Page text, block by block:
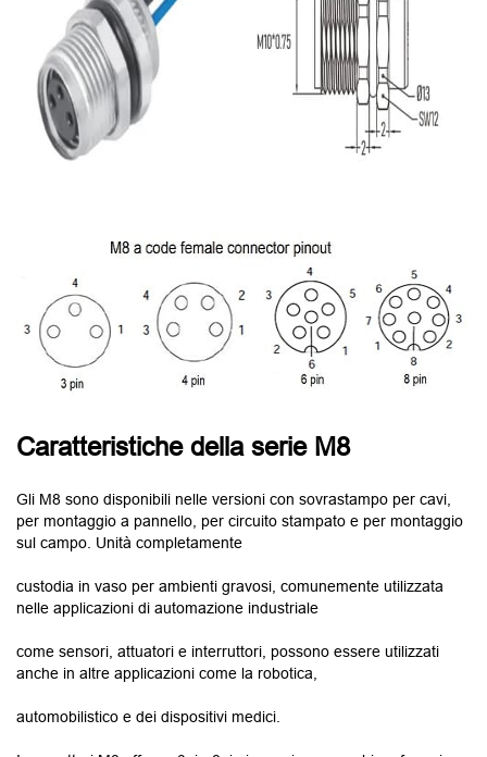
Caratteristiche della serie M8
Gli M8 sono disponibili nelle versioni con sovrastampo per cavi,
per montaggio a pannello, per circuito stampato e per montaggio
sul campo. Unità completamente
custodia in vaso per ambienti gravosi, comunemente utilizzata
nelle applicazioni di automazione industriale
come sensori, attuatori e interruttori, possono essere utilizzati
anche in altre applicazioni come la robotica,
automobilistico e dei dispositivi medici.